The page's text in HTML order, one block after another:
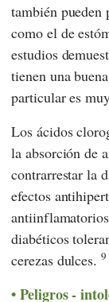
también pueden
como el de
estudios
tienen una
particular es
Los ácidos
la absorción de
contrarrestar la
efectos
diabéticos
cerezas dulces.9
Peligros -